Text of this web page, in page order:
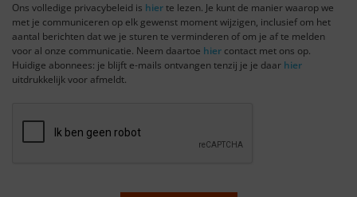
Ons volledige privacybeleid is hierte lezen. Je kunt de manier waarop we
met je communiceren op elk gewenst moment wijzigen, inclusief om het
aantal berichten dat we je sturen te verminderen of om je af te melden
voor al onze communicatie. Neem daartoe hier contact met ons op.
Huidige abonnees: je blijft e-mails ontvangen tenzij je je daar hier
uitdrukkelijk voor afmeldt.